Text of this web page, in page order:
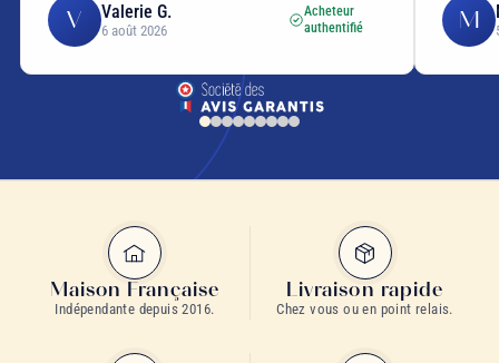
V Valerie G.
6 août 2026
Acheteur
authentifié
M
Maison Française
Indépendante depuis 2016.
Livraison rapide
Chez vous ou en point relais.